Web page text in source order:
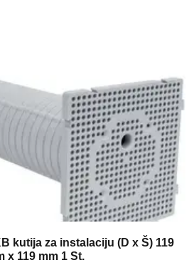
kutija za instalaciju (D x Š) 119
x 119 mm 1 St.